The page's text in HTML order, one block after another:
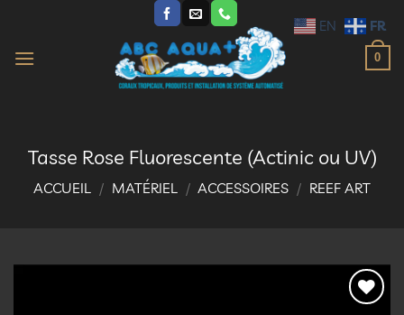
contenu
0
Tasse Rose Fluorescente (Actinic ou UV)
ACCUEIL / MATÉRIEL / ACCESSOIRES / REEF ART
EN FR